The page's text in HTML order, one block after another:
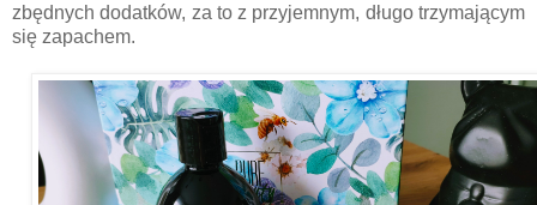
zbędnych dodatków, za to z przyjemnym, długo trzymającym
się zapachem.